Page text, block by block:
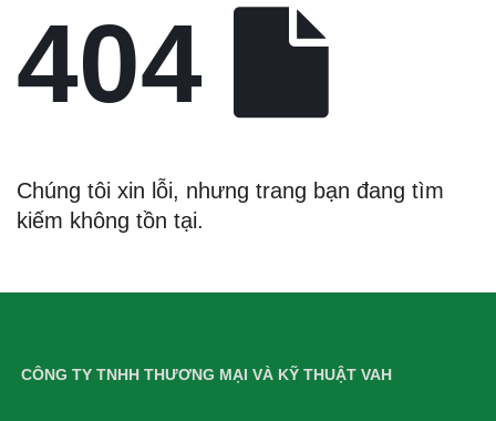
404
Chúng tôi xin lỗi, nhưng trang bạn đang tìm
kiếm không tồn tại.
CÔNG TY TNHH THƯƠNG MẠI VÀ KỸ THUẬT VAH